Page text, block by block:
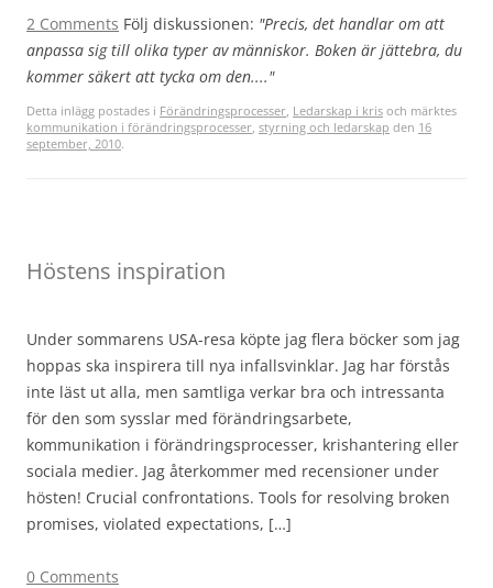
2 Comments Följ diskussionen: "Precis, det handlar om att
anpassa sig till olika typer av människor. Boken är jättebra, du
kommer säkert att tycka om den...."
Detta inlägg postades i Förändringsprocesser, Ledarskap i kris och märktes
kommunikation i förändringsprocesser, styrning och ledarskap den 16
september, 2010.
Höstens inspiration
Under sommarens USA-resa köpte jag flera böcker som jag
hoppas ska inspirera till nya infallsvinklar. Jag har förstås
inte läst ut alla, men samtliga verkar bra och intressanta
för den som sysslar med förändringsarbete,
kommunikation i förändringsprocesser, krishantering eller
sociala medier. Jag återkommer med recensioner under
hösten! Crucial confrontations. Tools for resolving broken
promises, violated expectations, […]
0 Comments